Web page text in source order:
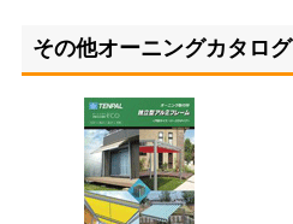
その他オーニングカタログ